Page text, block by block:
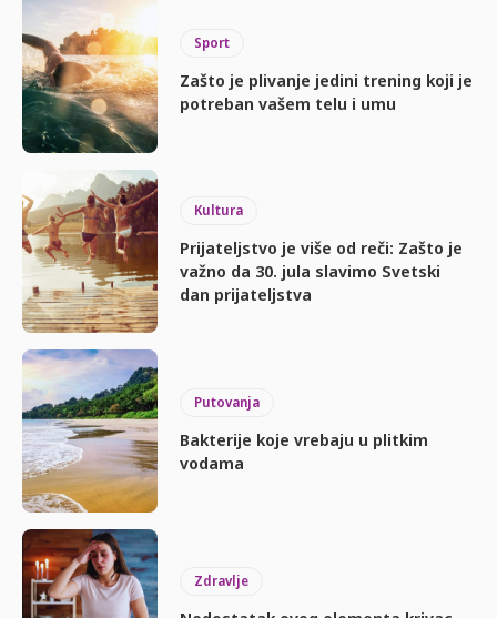
Sport
Zašto je plivanje jedini trening koji je
potreban vašem telu i umu
Kultura
Prijateljstvo je više od reči: Zašto je
važno da 30. jula slavimo Svetski
dan prijateljstva
Putovanja
Bakterije koje vrebaju u plitkim
vodama
Zdravlje